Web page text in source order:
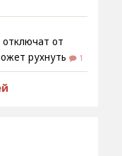
от
рухнуть
1